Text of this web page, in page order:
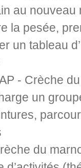
au
la pesée,
un tableau
- Crèche
un
du